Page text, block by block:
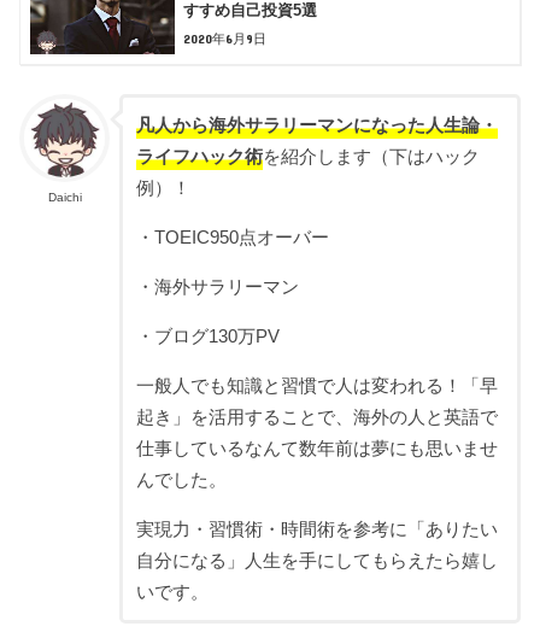
すすめ自己投資5選
2020年6月9日
Daichi
凡人から海外サラリーマンになった人生論・
ライフハック術を紹介します（下はハック
例）！
・TOEIC950点オーバー
・海外サラリーマン
・ブログ130万PV
一般人でも知識と習慣で人は変われる！「早
起き」を活用することで、海外の人と英語で
仕事しているなんて数年前は夢にも思いませ
んでした。
実現力・習慣術・時間術を参考に「ありたい
自分になる」人生を手にしてもらえたら嬉し
いです。